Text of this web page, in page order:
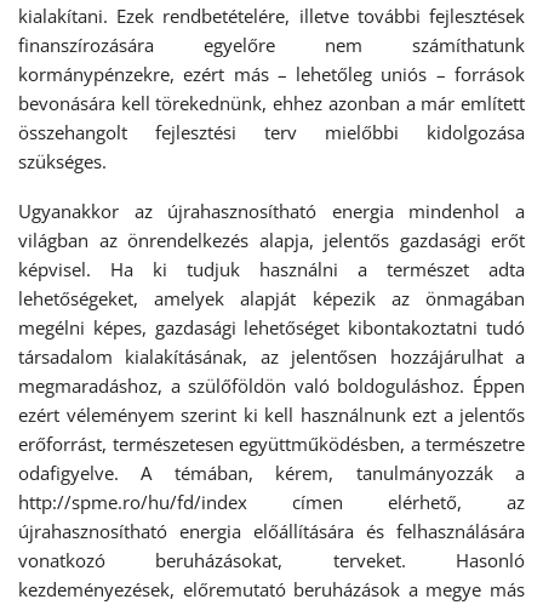
kialakítani. Ezek rendbetételére, illetve további fejlesztések
finanszírozására egyelőre nem számíthatunk
kormánypénzekre, ezért más – lehetőleg uniós – források
bevonására kell törekednünk, ehhez azonban a már említett
összehangolt fejlesztési terv mielőbbi kidolgozása
szükséges.
Ugyanakkor az újrahasznosítható energia mindenhol a
világban az önrendelkezés alapja, jelentős gazdasági erőt
képvisel. Ha ki tudjuk használni a természet adta
lehetőségeket, amelyek alapját képezik az önmagában
megélni képes, gazdasági lehetőséget kibontakoztatni tudó
társadalom kialakításának, az jelentősen hozzájárulhat a
megmaradáshoz, a szülőföldön való boldoguláshoz. Éppen
ezért véleményem szerint ki kell használnunk ezt a jelentős
erőforrást, természetesen együttműködésben, a természetre
odafigyelve. A témában, kérem, tanulmányozzák a
http://spme.ro/hu/fd/index címen elérhető, az
újrahasznosítható energia előállítására és felhasználására
vonatkozó beruházásokat, terveket. Hasonló
kezdeményezések, előremutató beruházások a megye más